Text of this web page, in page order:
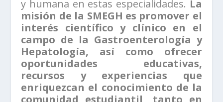
y humana en estas especialidades. La
misión de la SMEGH es promover el
interés científico y clínico en el
campo de la Gastroenterología y
Hepatología, así como ofrecer
oportunidades educativas,
recursos y experiencias que
enriquezcan el conocimiento de la
comunidad estudiantil, tanto en